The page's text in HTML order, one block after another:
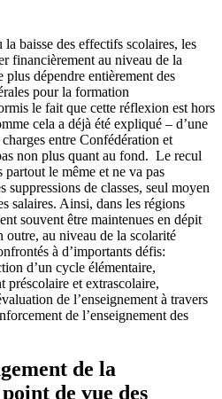
baisse des effectifs scolaires, les
financièrement au niveau de la
dépendre entièrement des
pour la formation
le fait que cette réflexion est hors
cela a déjà été expliqué – d’une
entre Confédération et
non plus quant au fond. Le recul
partout le même et ne va pas
suppressions de classes, seul moyen
salaires. Ainsi, dans les régions
souvent être maintenues en dépit
outre, au niveau de la scolarité
à d’importants défis:
d’un cycle élémentaire,
préscolaire et extrascolaire,
de l’enseignement à travers
de l’enseignement des
de la
de vue des